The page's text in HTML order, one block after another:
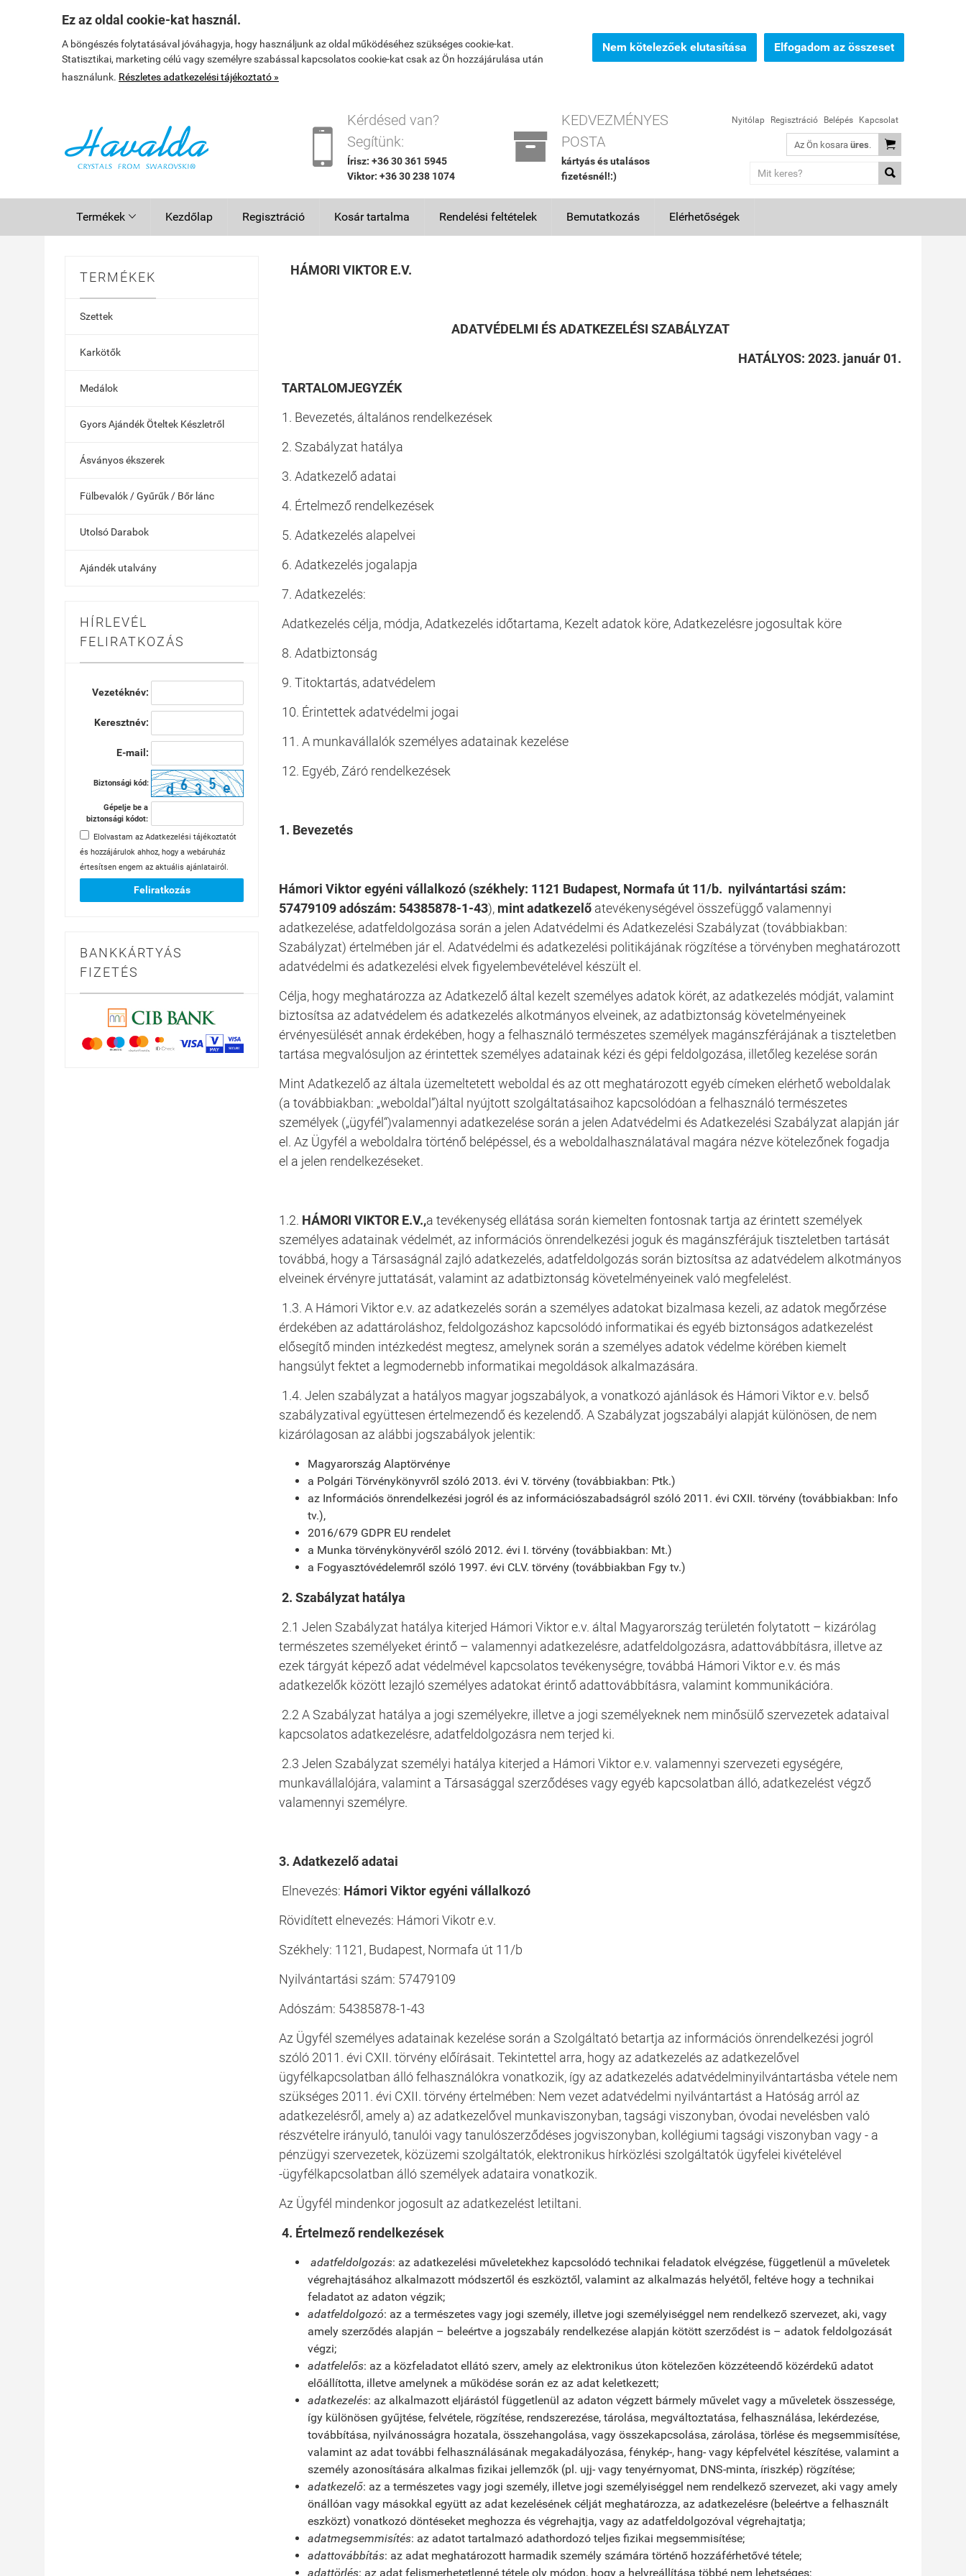
Ez az oldal cookie-kat használ.
A böngészés folytatásával jóváhagyja, hogy használjunk az oldal működéséhez szükséges cookie-kat.
Statisztikai, marketing célú vagy személyre szabással kapcsolatos cookie-kat csak az Ön hozzájárulása után
használunk. Részletes adatkezelési tájékoztató »
Nem kötelezőek elutasítása Elfogadom az összeset

Kérdésed van?
Segítünk:
Írisz: +36 30 361 5945
Viktor: +36 30 238 1074

KEDVEZMÉNYES
POSTA
kártyás és utalásos
fizetésnél!:)
Nyitólap Regisztráció Belépés Kapcsolat
Az Ön kosara üres.


Termékek  Kezdőlap Regisztráció Kosár tartalma Rendelési feltételek Bemutatkozás Elérhetőségek
TERMÉKEK
Szettek
Karkötők
Medálok
Gyors Ajándék Öteltek Készletről
Ásványos ékszerek
Fülbevalók / Gyűrűk / Bőr lánc
Utolsó Darabok
Ajándék utalvány
HÍRLEVÉL
FELIRATKOZÁS
Vezetéknév:
Keresztnév:
E-mail:
Biztonsági kód:
Gépelje be a
biztonsági kódot:
Elolvastam az Adatkezelési tájékoztatót
és hozzájárulok ahhoz, hogy a webáruház
értesítsen engem az aktuális ajánlatairól.
Feliratkozás
BANKKÁRTYÁS
FIZETÉS
HÁMORI VIKTOR E.V.
ADATVÉDELMI ÉS ADATKEZELÉSI SZABÁLYZAT
HATÁLYOS: 2023. január 01.
TARTALOMJEGYZÉK
1. Bevezetés, általános rendelkezések
2. Szabályzat hatálya
3. Adatkezelő adatai
4. Értelmező rendelkezések
5. Adatkezelés alapelvei
6. Adatkezelés jogalapja
7. Adatkezelés:
Adatkezelés célja, módja, Adatkezelés időtartama, Kezelt adatok köre, Adatkezelésre jogosultak köre
8. Adatbiztonság
9. Titoktartás, adatvédelem
10. Érintettek adatvédelmi jogai
11. A munkavállalók személyes adatainak kezelése
12. Egyéb, Záró rendelkezések
1. Bevezetés
Hámori Viktor egyéni vállalkozó (székhely: 1121 Budapest, Normafa út 11/b. nyilvántartási szám:
57479109 adószám: 54385878-1-43), mint adatkezelő atevékenységével összefüggő valamennyi
adatkezelése, adatfeldolgozása során a jelen Adatvédelmi és Adatkezelési Szabályzat (továbbiakban:
Szabályzat) értelmében jár el. Adatvédelmi és adatkezelési politikájának rögzítése a törvényben meghatározott
adatvédelmi és adatkezelési elvek figyelembevételével készült el.
Célja, hogy meghatározza az Adatkezelő által kezelt személyes adatok körét, az adatkezelés módját, valamint
biztosítsa az adatvédelem és adatkezelés alkotmányos elveinek, az adatbiztonság követelményeinek
érvényesülését annak érdekében, hogy a felhasználó természetes személyek magánszférájának a tiszteletben
tartása megvalósuljon az érintettek személyes adatainak kézi és gépi feldolgozása, illetőleg kezelése során
Mint Adatkezelő az általa üzemeltetett weboldal és az ott meghatározott egyéb címeken elérhető weboldalak
(a továbbiakban: „weboldal”)által nyújtott szolgáltatásaihoz kapcsolódóan a felhasználó természetes
személyek („ügyfél“)valamennyi adatkezelése során a jelen Adatvédelmi és Adatkezelési Szabályzat alapján jár
el. Az Ügyfél a weboldalra történő belépéssel, és a weboldalhasználatával magára nézve kötelezőnek fogadja
el a jelen rendelkezéseket.
1.2. HÁMORI VIKTOR E.V.,a tevékenység ellátása során kiemelten fontosnak tartja az érintett személyek
személyes adatainak védelmét, az információs önrendelkezési joguk és magánszférájuk tiszteletben tartását
továbbá, hogy a Társaságnál zajló adatkezelés, adatfeldolgozás során biztosítsa az adatvédelem alkotmányos
elveinek érvényre juttatását, valamint az adatbiztonság követelményeinek való megfelelést.
1.3. A Hámori Viktor e.v. az adatkezelés során a személyes adatokat bizalmasa kezeli, az adatok megőrzése
érdekében az adattároláshoz, feldolgozáshoz kapcsolódó informatikai és egyéb biztonságos adatkezelést
elősegítő minden intézkedést megtesz, amelynek során a személyes adatok védelme körében kiemelt
hangsúlyt fektet a legmodernebb informatikai megoldások alkalmazására.
1.4. Jelen szabályzat a hatályos magyar jogszabályok, a vonatkozó ajánlások és Hámori Viktor e.v. belső
szabályzatival együttesen értelmezendő és kezelendő. A Szabályzat jogszabályi alapját különösen, de nem
kizárólagosan az alábbi jogszabályok jelentik:
Magyarország Alaptörvénye
a Polgári Törvénykönyvről szóló 2013. évi V. törvény (továbbiakban: Ptk.)
az Információs önrendelkezési jogról és az információszabadságról szóló 2011. évi CXII. törvény (továbbiakban: Info
tv.),
2016/679 GDPR EU rendelet
a Munka törvénykönyvéről szóló 2012. évi I. törvény (továbbiakban: Mt.)
a Fogyasztóvédelemről szóló 1997. évi CLV. törvény (továbbiakban Fgy tv.)
2. Szabályzat hatálya
2.1 Jelen Szabályzat hatálya kiterjed Hámori Viktor e.v. által Magyarország területén folytatott – kizárólag
természetes személyeket érintő – valamennyi adatkezelésre, adatfeldolgozásra, adattovábbításra, illetve az
ezek tárgyát képező adat védelmével kapcsolatos tevékenységre, továbbá Hámori Viktor e.v. és más
adatkezelők között lezajló személyes adatokat érintő adattovábbításra, valamint kommunikációra.
2.2 A Szabályzat hatálya a jogi személyekre, illetve a jogi személyeknek nem minősülő szervezetek adataival
kapcsolatos adatkezelésre, adatfeldolgozásra nem terjed ki.
2.3 Jelen Szabályzat személyi hatálya kiterjed a Hámori Viktor e.v. valamennyi szervezeti egységére,
munkavállalójára, valamint a Társasággal szerződéses vagy egyéb kapcsolatban álló, adatkezelést végző
valamennyi személyre.
3. Adatkezelő adatai
Elnevezés: Hámori Viktor egyéni vállalkozó
Rövidített elnevezés: Hámori Vikotr e.v.
Székhely: 1121, Budapest, Normafa út 11/b
Nyilvántartási szám: 57479109
Adószám: 54385878-1-43
Az Ügyfél személyes adatainak kezelése során a Szolgáltató betartja az információs önrendelkezési jogról
szóló 2011. évi CXII. törvény előírásait. Tekintettel arra, hogy az adatkezelés az adatkezelővel
ügyfélkapcsolatban álló felhasználókra vonatkozik, így az adatkezelés adatvédelminyilvántartásba vétele nem
szükséges 2011. évi CXII. törvény értelmében: Nem vezet adatvédelmi nyilvántartást a Hatóság arról az
adatkezelésről, amely a) az adatkezelővel munkaviszonyban, tagsági viszonyban, óvodai nevelésben való
részvételre irányuló, tanulói vagy tanulószerződéses jogviszonyban, kollégiumi tagsági viszonyban vagy - a
pénzügyi szervezetek, közüzemi szolgáltatók, elektronikus hírközlési szolgáltatók ügyfelei kivételével
-ügyfélkapcsolatban álló személyek adataira vonatkozik.
Az Ügyfél mindenkor jogosult az adatkezelést letiltani.
4. Értelmező rendelkezések
adatfeldolgozás: az adatkezelési műveletekhez kapcsolódó technikai feladatok elvégzése, függetlenül a műveletek
végrehajtásához alkalmazott módszertől és eszköztől, valamint az alkalmazás helyétől, feltéve hogy a technikai
feladatot az adaton végzik;
adatfeldolgozó: az a természetes vagy jogi személy, illetve jogi személyiséggel nem rendelkező szervezet, aki, vagy
amely szerződés alapján – beleértve a jogszabály rendelkezése alapján kötött szerződést is – adatok feldolgozását
végzi;
adatfelelős: az a közfeladatot ellátó szerv, amely az elektronikus úton kötelezően közzéteendő közérdekű adatot
előállította, illetve amelynek a működése során ez az adat keletkezett;
adatkezelés: az alkalmazott eljárástól függetlenül az adaton végzett bármely művelet vagy a műveletek összessége,
így különösen gyűjtése, felvétele, rögzítése, rendszerezése, tárolása, megváltoztatása, felhasználása, lekérdezése,
továbbítása, nyilvánosságra hozatala, összehangolása, vagy összekapcsolása, zárolása, törlése és megsemmisítése,
valamint az adat további felhasználásának megakadályozása, fénykép-, hang- vagy képfelvétel készítése, valamint a
személy azonosítására alkalmas fizikai jellemzők (pl. ujj- vagy tenyérnyomat, DNS-minta, íriszkép) rögzítése;
adatkezelő: az a természetes vagy jogi személy, illetve jogi személyiséggel nem rendelkező szervezet, aki vagy amely
önállóan vagy másokkal együtt az adat kezelésének célját meghatározza, az adatkezelésre (beleértve a felhasznált
eszközt) vonatkozó döntéseket meghozza és végrehajtja, vagy az adatfeldolgozóval végrehajtatja;
adatmegsemmisítés: az adatot tartalmazó adathordozó teljes fizikai megsemmisítése;
adattovábbítás: az adat meghatározott harmadik személy számára történő hozzáférhetővé tétele;
adattörlés: az adat felismerhetetlenné tétele oly módon, hogy a helyreállítása többé nem lehetséges;